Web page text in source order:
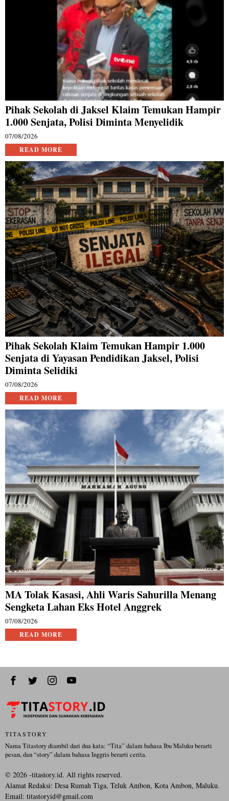
Pihak Sekolah di Jaksel Klaim Temukan Hampir
1.000 Senjata, Polisi Diminta Menyelidik
07/08/2026
READ MORE
Pihak Sekolah Klaim Temukan Hampir 1.000
Senjata di Yayasan Pendidikan Jaksel, Polisi
Diminta Selidiki
07/08/2026
READ MORE
MA Tolak Kasasi, Ahli Waris Sahurilla Menang
Sengketa Lahan Eks Hotel Anggrek
07/08/2026
READ MORE
TITASTORY
Nama Titastory diambil dari dua kata: “Tita” dalam bahasa Ibu Maluku berarti
pesan, dan “story” dalam bahasa Inggris berarti cerita.
© 2026 -titastory.id. All rights reserved.
Alamat Redaksi: Desa Rumah Tiga, Teluk Ambon, Kota Ambon, Maluku.
Email: titastoryid@gmail.com